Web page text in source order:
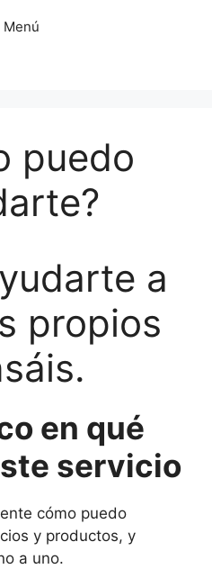
Menú
puedo
a
propios
en qué
servicio
cómo puedo
y productos, y
a uno.